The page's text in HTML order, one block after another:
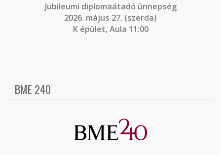
Jubileumi diplomaátadó ünnepség
2026. május 27. (szerda)
K épület, Aula 11:00
BME 240